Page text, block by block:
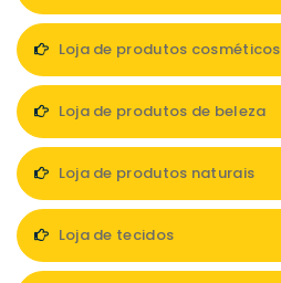
Loja de produtos cosméticos
Loja de produtos de beleza
Loja de produtos naturais
Loja de tecidos